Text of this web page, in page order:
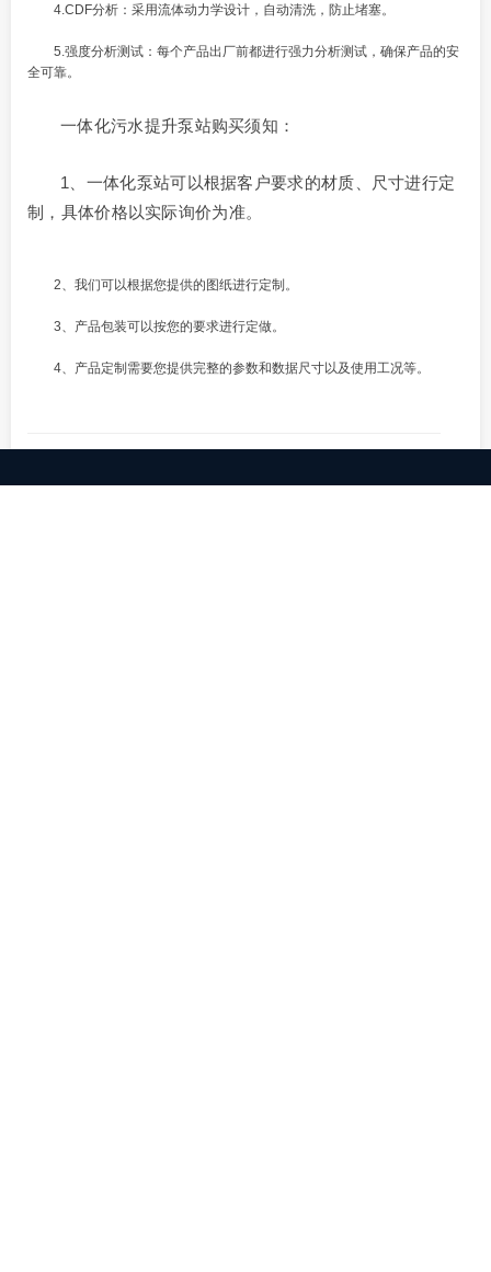
4.CDF分析：采用流体动力学设计，自动清洗，防止堵塞。
5.强度分析测试：每个产品出厂前都进行强力分析测试，确保产品的安
全可靠。
一体化污水提升泵站购买须知：
1、一体化泵站可以根据客户要求的材质、尺寸进行定
制，具体价格以实际询价为准。
2、我们可以根据您提供的图纸进行定制。
3、产品包装可以按您的要求进行定做。
4、产品定制需要您提供完整的参数和数据尺寸以及使用工况等。
Previous post: 白城一体化泵站